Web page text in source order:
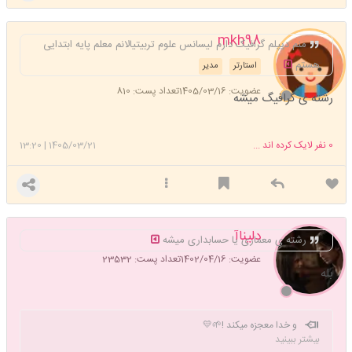
mkh98
مدیر استارتر
عضویت: 1405/03/16 تعداد پست: 810
منم دیپلم گرافیک دارم لیسانس علوم تربیتیالانم معلم پایه ابتدایی
هستم
رشته ی گرافیگ میشه
1405/03/21
|
13:20 0 نفر لایک کرده اند ...
دلیناآ
عضویت: 1402/04/16 تعداد پست: 23532
رشته ی معماری یا حسابداری میشه
بله
و خدا معجزه میکند !🌱💛
بیشتر ببینید